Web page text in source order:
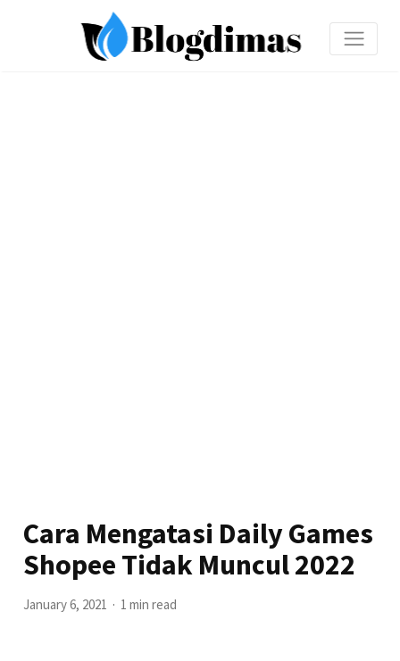
Cara Mengatasi Daily Games
Shopee Tidak Muncul 2022
January 6, 2021 1 min read